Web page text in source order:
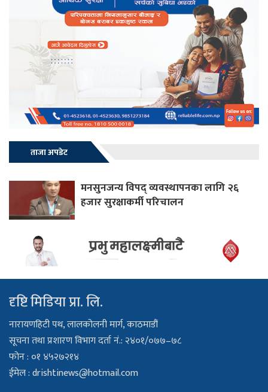
ताजा अपडेट
मनसुनजन्य विपद् व्यवस्थापनका लागि २६
हजार सुरक्षाकर्मी परिचालन
दृष्टि मिडिया प्रा. लि.
नारायणहिटी पथ, लालकोलनी मार्ग, काठमाडौं
सूचना तथा प्रशारण विभाग दर्ता नं.: २४०१/०७७–७८
फोन : ०१ ४५२७२१४
ईमेल :drishtinews@hotmail.com